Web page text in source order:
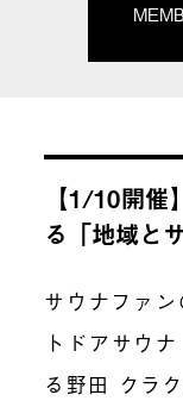
【1/10開
る「地域と
サウナファ
トドアサウ
る野田 クラ